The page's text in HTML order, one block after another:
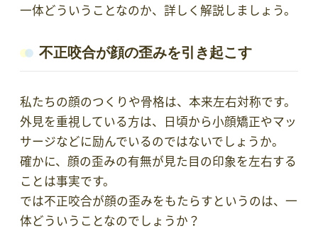
一体どういうことなのか、詳しく解説しましょう。
不正咬合が顔の歪みを引き起こす
私たちの顔のつくりや骨格は、本来左右対称です。
外見を重視している方は、日頃から小顔矯正やマッ
サージなどに励んでいるのではないでしょうか。
確かに、顔の歪みの有無が見た目の印象を左右する
ことは事実です。
では不正咬合が顔の歪みをもたらすというのは、一
体どういうことなのでしょうか？